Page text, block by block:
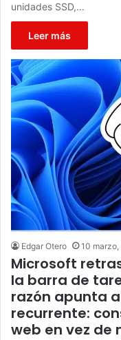
unidades SSD,…
Leer más
Edgar Otero 10
Microsoft
la barra de
razón apunta
recurrente:
web en vez de